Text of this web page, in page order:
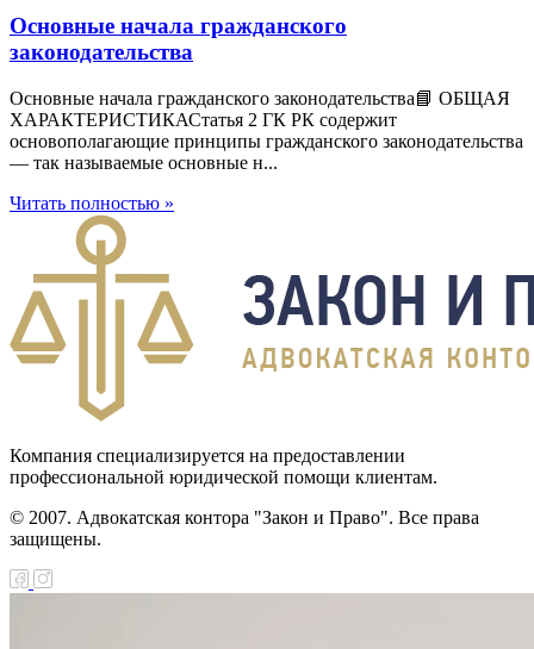
Основные начала гражданского
законодательства
Основные начала гражданского законодательства📘 ОБЩАЯ
ХАРАКТЕРИСТИКАСтатья 2 ГК РК содержит
основополагающие принципы гражданского законодательства
— так называемые основные н...
Читать полностью »
Компания специализируется на предоставлении
профессиональной юридической помощи клиентам.
© 2007. Адвокатская контора "Закон и Право". Все права
защищены.